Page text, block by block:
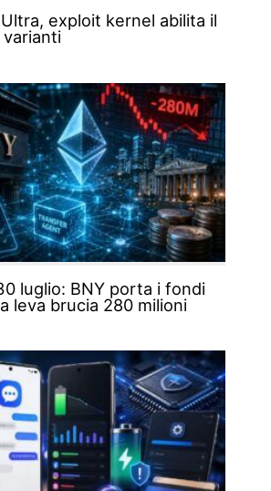
exploit kernel abilita il
luglio: BNY porta i fondi
leva brucia 280 milioni